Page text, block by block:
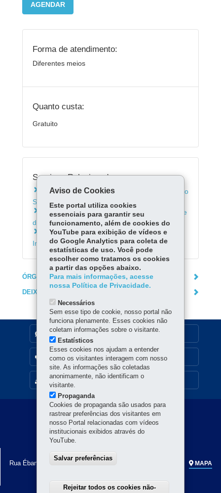
AGENDAR
Forma de atendimento:
Diferentes meios
Quanto custa:
Gratuito
Serviços Relacionados:
Conhecer o acervo do Museu da Imagem e do
Som de Curitiba
Conhecer a biblioteca do Museu da Imagem e
do Som em Curitiba
Consultar a programação do Museu da
Imagem e do Som do Paraná
ÓRGÃO RESPONSÁVEL
DEIXE SUA OPINIÃO
MAPA DO SITE
DENUNCIE CORRUPÇÃO
OUVIDORIA
Navegação
principal
SECRETARIA DA CULTURA
Rua Ébano Pereira, 240 - Centro-80.410-240 MAPA
Aviso de Cookies
Este portal utiliza cookies
essenciais para garantir seu
funcionamento, além de cookies do
YouTube para exibição de vídeos e
do Google Analytics para coleta de
estatísticas de uso. Você pode
escolher como tratamos os cookies
a partir das opções abaixo.
Para mais informações, acesse
nossa Política de Privacidade.
Necessários
Sem esse tipo de cookie, nosso portal não
funciona plenamente. Esses cookies não
coletam informações sobre o visitante.
Estatísticos
Esses cookies nos ajudam a entender
como os visitantes interagem com nosso
site. As informações são coletadas
anonimamente, não identificam o
visitante.
Propaganda
Cookies de propaganda são usados para
rastrear preferências dos visitantes em
nosso Portal relacionadas com vídeos
institucionais exibidos através do
YouTube.
Salvar preferências
Rejeitar todos os cookies não-